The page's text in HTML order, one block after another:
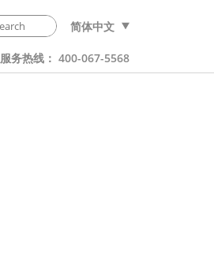
简体中文
服务热线： 400-067-5568